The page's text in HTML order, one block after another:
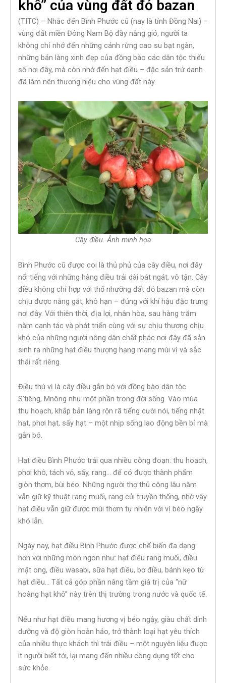
khô” của vùng đất đỏ bazan
(TITC) – Nhắc đến Bình Phước cũ (nay là tỉnh Đồng Nai) –
vùng đất miền Đông Nam Bộ đầy nắng gió, người ta
không chỉ nhớ đến những cánh rừng cao su bạt ngàn,
những bản làng xinh đẹp của đồng bào các dân tộc thiểu
số nơi đây, mà còn nhớ đến hạt điều – đặc sản trứ danh
đã làm nên thương hiệu cho vùng đất này.
Cây điều. Ảnh minh họa
Bình Phước cũ được coi là thủ phủ của cây điều, nơi đây
nổi tiếng với những hàng điều trải dài bát ngát, vô tận. Cây
điều không chỉ hợp với thổ nhưỡng đất đỏ bazan mà còn
chịu được nắng gắt, khô hạn – đúng với khí hậu đặc trưng
nơi đây. Với thiên thời, địa lợi, nhân hòa, sau hàng trăm
năm canh tác và phát triển cùng với sự chịu thương chịu
khó của những người nông dân chất phác nơi đây đã sản
sinh ra những hạt điều thượng hạng mang mùi vị và sắc
thái rất riêng.
Điều thú vị là cây điều gắn bó với đồng bào dân tộc
S’tiêng, Mnông như một phần trong đời sống. Vào mùa
thu hoạch, khắp bản làng rộn rã tiếng cười nói, tiếng nhặt
hạt, phơi hạt, sấy hạt – một nhịp sống lao động bền bỉ mà
gắn bó.
Hạt điều Bình Phước trải qua nhiều công đoạn: thu hoạch,
phơi khô, tách vỏ, sấy, rang… để có được thành phẩm
giòn thơm, bùi béo. Những người thợ thủ công lâu năm
vẫn giữ kỹ thuật rang muối, rang củi truyền thống, nhờ vậy
hạt điều vẫn giữ được mùi thơm tự nhiên với vị béo ngậy
khó lẫn.
Ngày nay, hạt điều Bình Phước được chế biến đa dạng
hơn với những món ngon như: hạt điều rang muối, điều
mật ong, điều wasabi, sữa hạt điều, bơ điều, bánh kẹo từ
hạt điều… Tất cả góp phần nâng tầm giá trị của “nữ
hoàng hạt khô” này trên thị trường trong nước và quốc tế.
Nếu như hạt điều mang hương vị béo ngậy, giàu chất dinh
dưỡng và độ giòn hoàn hảo, trở thành loại hạt yêu thích
của nhiều thực khách thì trái điều – một nguyên liệu được
ít người biết tới, lại mang đến nhiều công dụng tốt cho
sức khỏe.